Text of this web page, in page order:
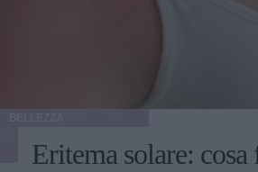
Eritema solare: cosa